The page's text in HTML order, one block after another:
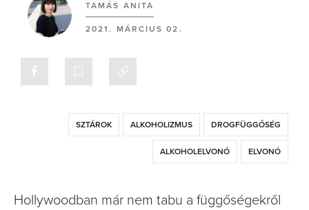
TAMÁS ANITA
2021. MÁRCIUS 02.
SZTÁROK ALKOHOLIZMUS DROGFÜGGŐSÉG
ALKOHOLELVONÓ ELVONÓ
Hollywoodban már nem tabu a függőségekről